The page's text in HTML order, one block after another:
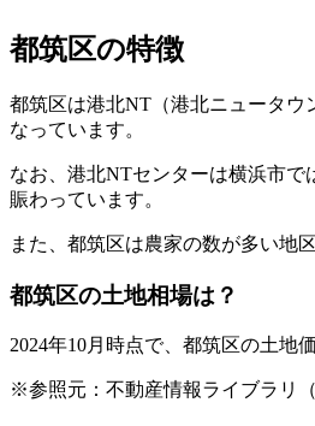
都筑区の特徴
都筑区は港北NT（港北ニュータウ
なっています。
なお、港北NTセンターは横浜市
賑わっています。
また、都筑区は農家の数が多い地
都筑区の土地相場は？
2024年10月時点で、都筑区の土地
※参照元：不動産情報ライブラリ（